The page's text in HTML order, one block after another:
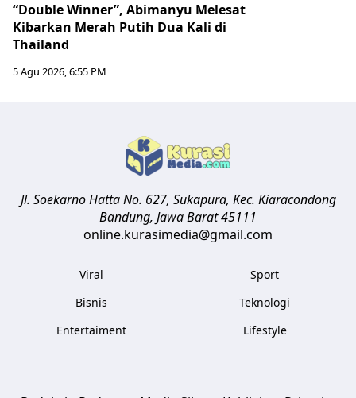
“Double Winner”, Abimanyu Melesat
Kibarkan Merah Putih Dua Kali di
Thailand
5 Agu 2026, 6:55 PM
Jl. Soekarno Hatta No. 627, Sukapura, Kec. Kiaracondong
Bandung, Jawa Barat45111
online.kurasimedia@gmail.com
Viral
Bisnis
Entertaiment
Sport
Teknologi
Lifestyle